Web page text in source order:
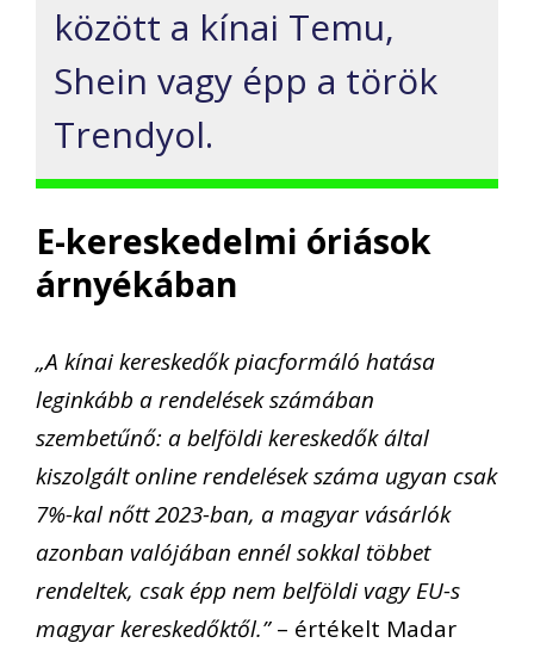
között a kínai Temu,
Shein vagy épp a török
Trendyol.
E-kereskedelmi óriások
árnyékában
„A kínai kereskedők piacformáló hatása
leginkább a rendelések számában
szembetűnő: a belföldi kereskedők által
kiszolgált online rendelések száma ugyan csak
7%-kal nőtt 2023-ban, a magyar vásárlók
azonban valójában ennél sokkal többet
rendeltek, csak épp nem belföldi vagy EU-s
magyar kereskedőktől.”– értékelt Madar